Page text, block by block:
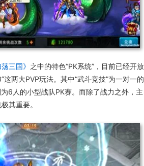
荡三国》 之中的特色“PK系统”，目前已经开放
这两大PVP玩法。其中“武斗竞技”为一对一的
6人的小型战队PK赛。而除了战力之外，主
其重要。